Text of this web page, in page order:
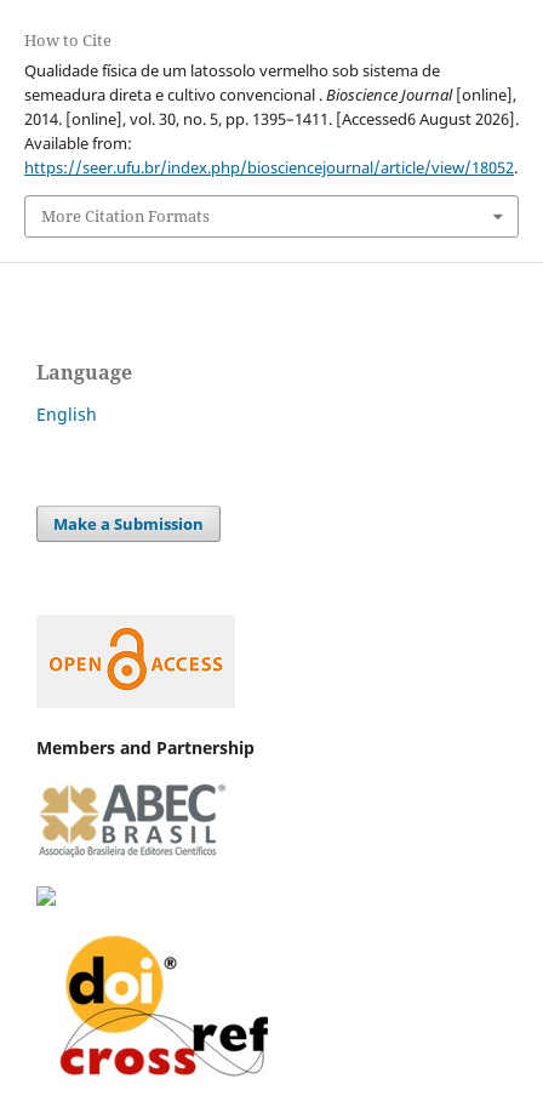
How to Cite
Qualidade física de um latossolo vermelho sob sistema de
semeadura direta e cultivo convencional .Bioscience Journal[online],
2014. [online], vol. 30, no. 5, pp. 1395–1411. [Accessed6 August 2026].
Available from:
https://seer.ufu.br/index.php/biosciencejournal/article/view/18052.
More Citation Formats
Language
English
Make a Submission
Members and Partnership